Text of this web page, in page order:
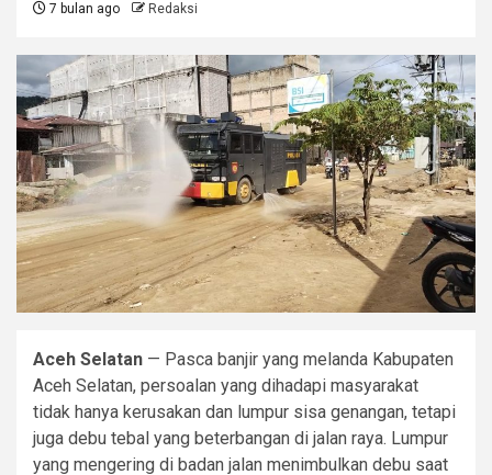
7 bulan ago Redaksi
Aceh Selatan — Pasca banjir yang melanda Kabupaten
Aceh Selatan, persoalan yang dihadapi masyarakat
tidak hanya kerusakan dan lumpur sisa genangan, tetapi
juga debu tebal yang beterbangan di jalan raya. Lumpur
yang mengering di badan jalan menimbulkan debu saat